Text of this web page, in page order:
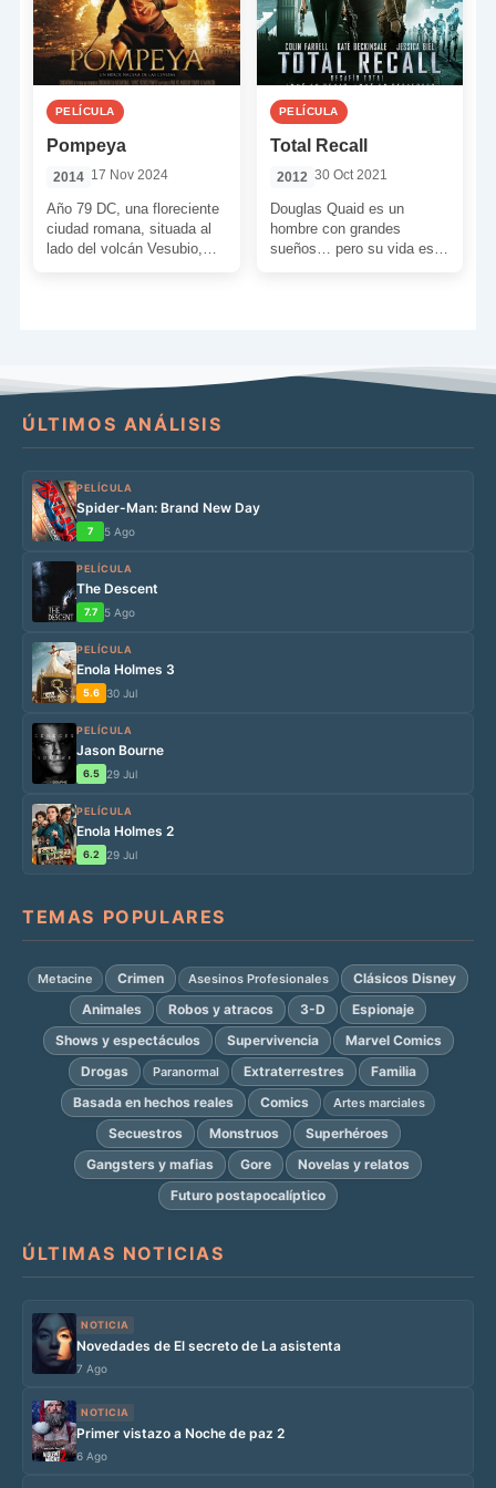
PELÍCULA
Pompeya
2014 17 Nov 2024
Año 79 DC, una floreciente
ciudad romana, situada al
lado del volcán Vesubio,
PELÍCULA
Total Recall
2012 30 Oct 2021
Douglas Quaid es un
hombre con grandes
sueños… pero su vida es
ÚLTIMOS ANÁLISIS
PELÍCULA
Spider-Man: Brand New Day
7 5 Ago
PELÍCULA
The Descent
7.7 5 Ago
PELÍCULA
Enola Holmes 3
5.6 30 Jul
PELÍCULA
Jason Bourne
6.5 29 Jul
PELÍCULA
Enola Holmes 2
6.2 29 Jul
TEMAS POPULARES
Metacine Crimen Asesinos Profesionales
Clásicos Disney
Animales
Robos y atracos 3-D
Espionaje
Shows y espectáculos
Supervivencia
Marvel Comics
Drogas
Paranormal Extraterrestres
Familia
Basada en hechos reales
Comics Artes marciales
Secuestros Monstruos
Superhéroes
Gangsters y mafias
Gore
Novelas y relatos
Futuro postapocalíptico
ÚLTIMAS NOTICIAS
NOTICIA
Novedades de El secreto de La asistenta
7 Ago
NOTICIA
Primer vistazo a Noche de paz 2
6 Ago